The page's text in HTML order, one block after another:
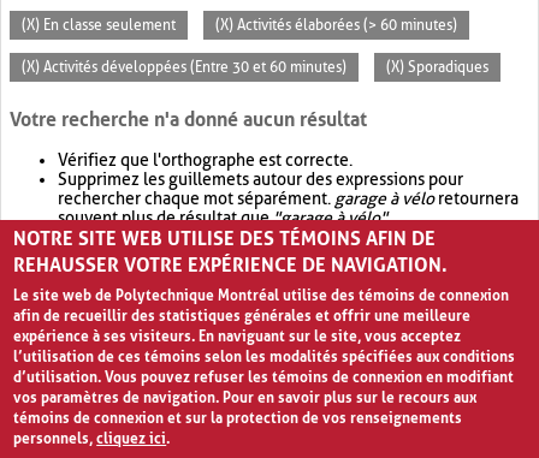
(X) En classe seulement (X) Activités élaborées (> 60 minutes)
(X) Activités développées (Entre 30 et 60 minutes) (X) Sporadiques
Votre recherche n'a donné aucun résultat
Vérifiez que l'orthographe est correcte.
Supprimez les guillemets autour des expressions pour
rechercher chaque mot séparément. garage à véloretournera
souvent plus de résultat que"garage à vélo".
Envisagez d'élargir votre recherche avec OR.garage OR vélo
retournera souvent plus de résultat quegarage à vélo
NOTRE SITE WEB UTILISE DES TÉMOINS AFIN DE
REHAUSSER VOTRE EXPÉRIENCE DE NAVIGATION.
Le site web de Polytechnique Montréal utilise des témoins de connexion
afin de recueillir des statistiques générales et offrir une meilleure
expérience à ses visiteurs. En naviguant sur le site, vous acceptez
l’utilisation de ces témoins selon les modalités spécifiées aux conditions
d’utilisation. Vous pouvez refuser les témoins de connexion en modifiant
vos paramètres de navigation. Pour en savoir plus sur le recours aux
témoins de connexion et sur la protection de vos renseignements
personnels,cliquez ici.